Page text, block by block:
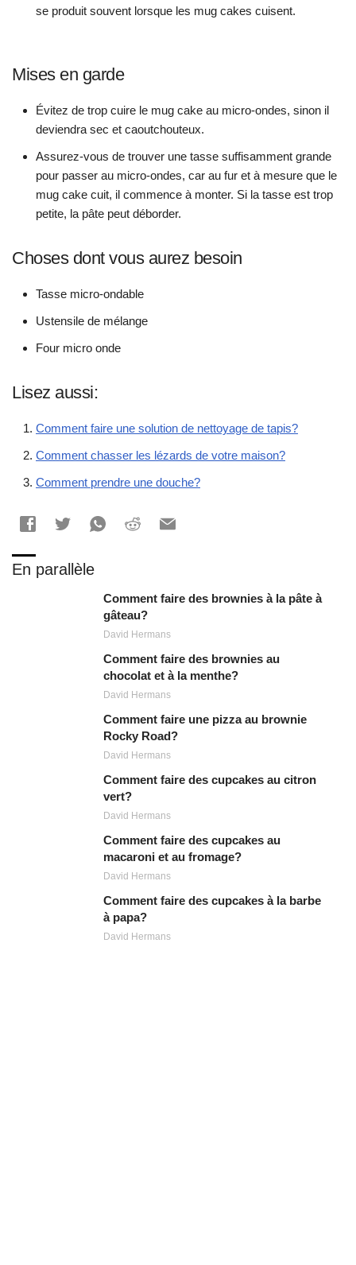
se produit souvent lorsque les mug cakes cuisent.
Mises en garde
Évitez de trop cuire le mug cake au micro-ondes, sinon il
deviendra sec et caoutchouteux.
Assurez-vous de trouver une tasse suffisamment grande
pour passer au micro-ondes, car au fur et à mesure que le
mug cake cuit, il commence à monter. Si la tasse est trop
petite, la pâte peut déborder.
Choses dont vous aurez besoin
Tasse micro-ondable
Ustensile de mélange
Four micro onde
Lisez aussi:
Comment faire une solution de nettoyage de tapis?
Comment chasser les lézards de votre maison?
Comment prendre une douche?
En parallèle
Comment faire des brownies à la pâte à
gâteau?
David Hermans
Comment faire des brownies au
chocolat et à la menthe?
David Hermans
Comment faire une pizza au brownie
Rocky Road?
David Hermans
Comment faire des cupcakes au citron
vert?
David Hermans
Comment faire des cupcakes au
macaroni et au fromage?
David Hermans
Comment faire des cupcakes à la barbe
à papa?
David Hermans